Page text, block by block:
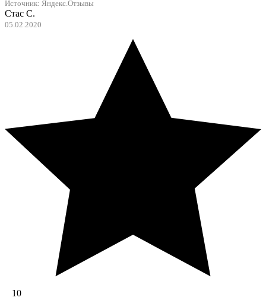
Источник: Яндекс.Отзывы
Стас С.
05.02.2020
10